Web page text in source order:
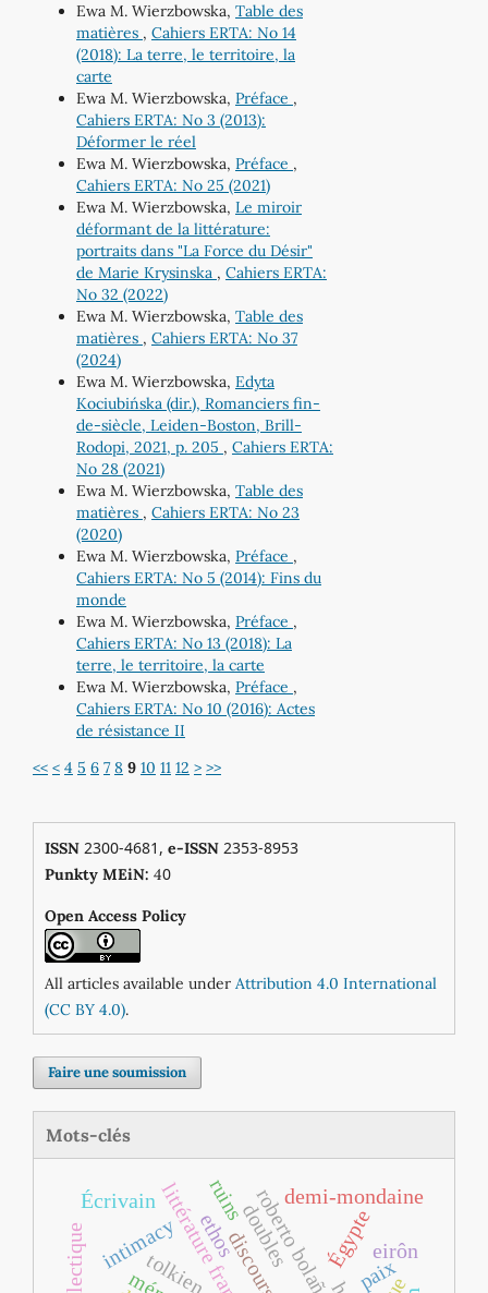
Ewa M. Wierzbowska, Table des
matières , Cahiers ERTA: No 14
(2018): La terre, le territoire, la
carte
Ewa M. Wierzbowska, Préface ,
Cahiers ERTA: No 3 (2013):
Déformer le réel
Ewa M. Wierzbowska, Préface ,
Cahiers ERTA: No 25 (2021)
Ewa M. Wierzbowska, Le miroir
déformant de la littérature:
portraits dans "La Force du Désir"
de Marie Krysinska , Cahiers ERTA:
No 32 (2022)
Ewa M. Wierzbowska, Table des
matières , Cahiers ERTA: No 37
(2024)
Ewa M. Wierzbowska, Edyta
Kociubińska (dir.), Romanciers fin-
de-siècle, Leiden-Boston, Brill-
Rodopi, 2021, p. 205 , Cahiers ERTA:
No 28 (2021)
Ewa M. Wierzbowska, Table des
matières , Cahiers ERTA: No 23
(2020)
Ewa M. Wierzbowska, Préface ,
Cahiers ERTA: No 5 (2014): Fins du
monde
Ewa M. Wierzbowska, Préface ,
Cahiers ERTA: No 13 (2018): La
terre, le territoire, la carte
Ewa M. Wierzbowska, Préface ,
Cahiers ERTA: No 10 (2016): Actes
de résistance II
<< < 4 5 6 7 8 9 10 11 12 > >>
ISSN2300-4681, e-ISSN2353-8953
Punkty MEiN: 40
Open Access Policy
All articles available under Attribution 4.0 International
(CC BY 4.0).
Faire une soumission
Mots-clés
roberto bolaño
doubles
tolkien
demi-mondaine
intimacy Égypte
paix
ruins
ethos eirôn
Écrivain